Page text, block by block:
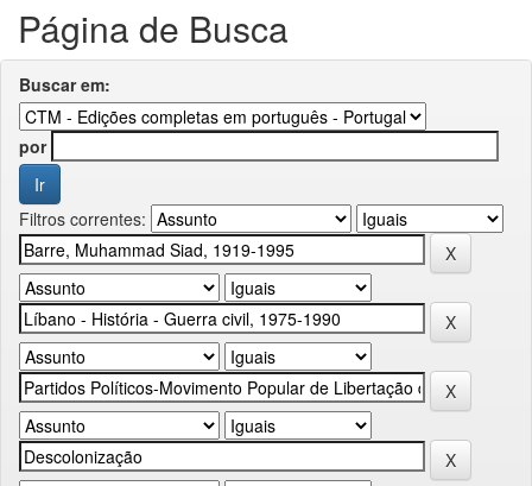
Página de Busca
Buscar em:
por
Filtros correntes: